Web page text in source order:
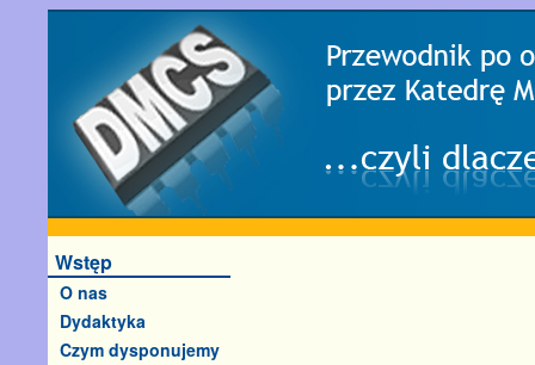
Wstęp
O nas
Dydaktyka
Czym dysponujemy